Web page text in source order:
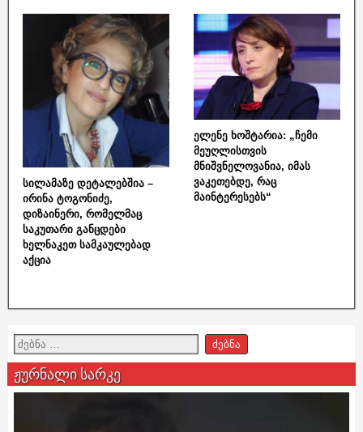
სილამაზე დეტალებშია –
ირინა ტოგონიძე,
დიზაინერი, რომელმაც
საკუთარი განცდები
ხელნაკეთ სამკაულებად
აქცია
ელენე ხოშტარია: „ჩემი
მეუღლისთვის
მნიშვნელოვანია, იმას
ვაკეთებდე, რაც
მაინტერესებს“
ჟურნალი სარკე